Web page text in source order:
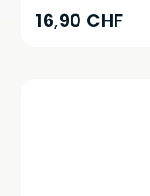
16,90 CHF